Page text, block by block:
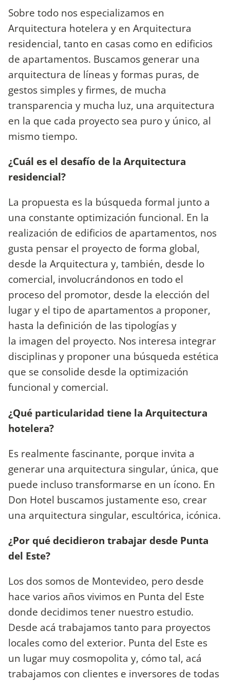
Sobre todo nos especializamos en
Arquitectura hotelera y en Arquitectura
residencial, tanto en casas como en edificios
de apartamentos. Buscamos generar una
arquitectura de líneas y formas puras, de
gestos simples y firmes, de mucha
transparencia y mucha luz, una arquitectura
en la que cada proyecto sea puro y único, al
mismo tiempo.
¿Cuál es el desafío de la Arquitectura
residencial?
La propuesta es la búsqueda formal junto a
una constante optimización funcional. En la
realización de edificios de apartamentos, nos
gusta pensar el proyecto de forma global,
desde la Arquitectura y, también, desde lo
comercial, involucrándonos en todo el
proceso del promotor, desde la elección del
lugar y el tipo de apartamentos a proponer,
hasta la definición de las tipologías y
la imagen del proyecto. Nos interesa integrar
disciplinas y proponer una búsqueda estética
que se consolide desde la optimización
funcional y comercial.
¿Qué particularidad tiene la Arquitectura
hotelera?
Es realmente fascinante, porque invita a
generar una arquitectura singular, única, que
puede incluso transformarse en un ícono. En
Don Hotel buscamos justamente eso, crear
una arquitectura singular, escultórica, icónica.
¿Por qué decidieron trabajar desde Punta
del Este?
Los dos somos de Montevideo, pero desde
hace varios años vivimos en Punta del Este
donde decidimos tener nuestro estudio.
Desde acá trabajamos tanto para proyectos
locales como del exterior. Punta del Este es
un lugar muy cosmopolita y, cómo tal, acá
trabajamos con clientes e inversores de todas